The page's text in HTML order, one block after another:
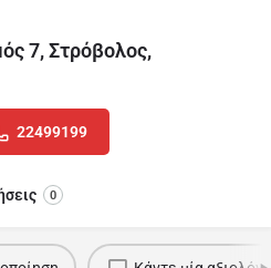
7, Στρόβολος,
22499199
0